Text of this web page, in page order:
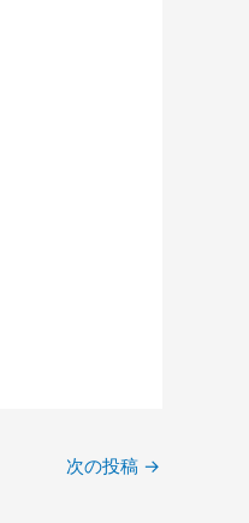
次の投稿 →